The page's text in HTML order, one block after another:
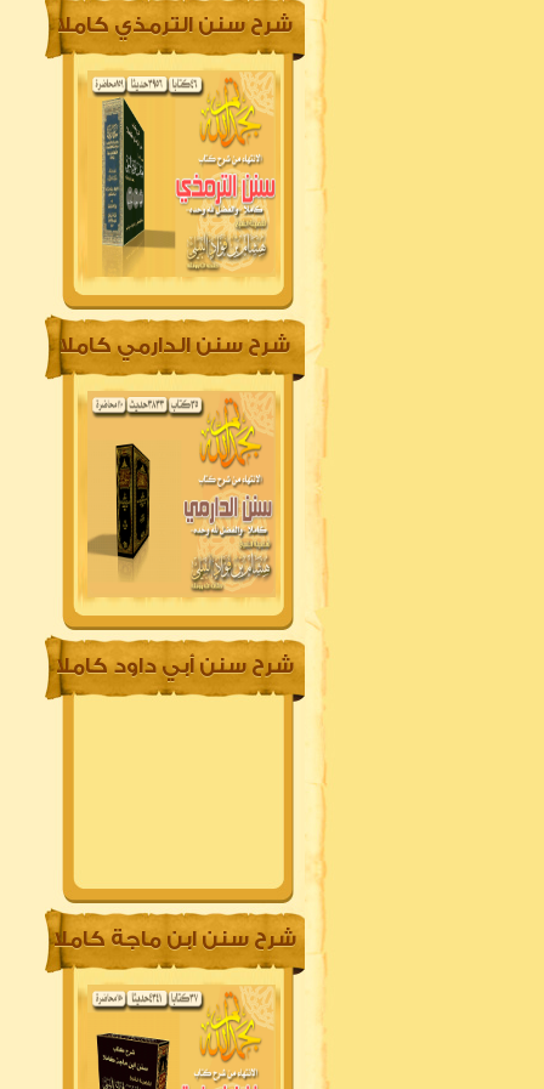
شرح سنن الترمذي كاملا
شرح سنن الدارمي كاملا
شرح سنن أبي داود كاملا
شرح سنن ابن ماجة كاملا